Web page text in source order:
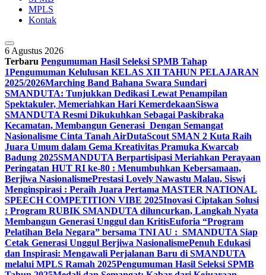
MPLS
Kontak
6 Agustus 2026
Terbaru Pengumuman Hasil Seleksi SPMB Tahap
1Pengumuman Kelulusan KELAS XII TAHUN PELAJARAN
2025/2026Marching Band Bahana Swara Sundari
SMANDUTA: Tunjukkan Dedikasi Lewat Penampilan
Spektakuler, Memeriahkan Hari KemerdekaanSiswa
SMANDUTA Resmi Dikukuhkan Sebagai Paskibraka
Kecamatan, Membangun Generasi Dengan Semangat
Nasionalisme Cinta Tanah AirDutaScout SMAN 2 Kuta Raih
Juara Umum dalam Gema Kreativitas Pramuka Kwarcab
Badung 2025SMANDUTA Berpartisipasi Meriahkan Perayaan
Peringatan HUT RI ke-80 : Menumbuhkan Kebersamaan,
Berjiwa NasionalismePrestasi Lovely Nawastu Malau, Siswi
Menginspirasi : Peraih Juara Pertama MASTER NATIONAL
SPEECH COMPETITION VIBE 2025Inovasi Ciptakan Solusi
: Program RUBIK SMANDUTA diluncurkan, Langkah Nyata
Membangun Generasi Unggul dan KritisEuforia “Program
Pelatihan Bela Negara” bersama TNI AU : SMANDUTA Siap
Cetak Generasi Unggul Berjiwa NasionalismePenuh Edukasi
dan Inspirasi: Mengawali Perjalanan Baru di SMANDUTA
melalui MPLS Ramah 2025Pengumuman Hasil Seleksi SPMB